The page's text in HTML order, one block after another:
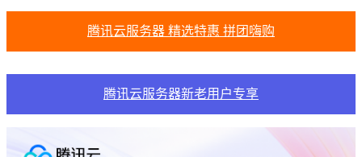
腾讯云服务器 精选特惠 拼团嗨购
腾讯云服务器新老用户专享